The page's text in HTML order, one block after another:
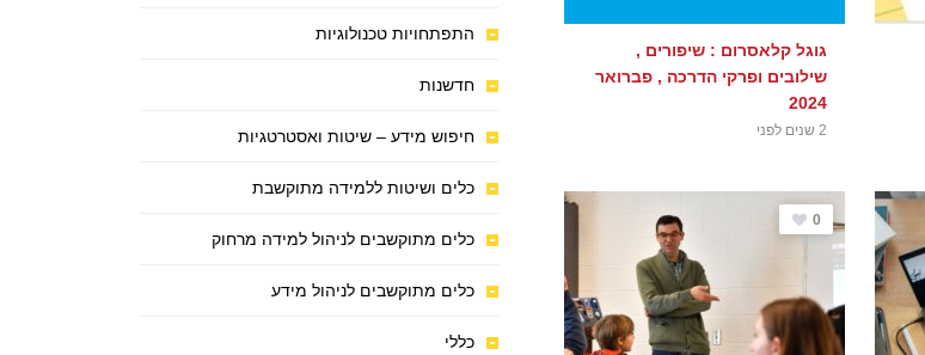
גוגל קלאסרום : שיפורים ,
שילובים ופרקי הדרכה , פברואר
2024
2 שנים לפני
0
התפתחויות טכנולוגיות
חדשנות
חיפוש מידע – שיטות ואסטרטגיות
כלים ושיטות ללמידה מתוקשבת
כלים מתוקשבים לניהול למידה מרחוק
כלים מתוקשבים לניהול מידע
כללי